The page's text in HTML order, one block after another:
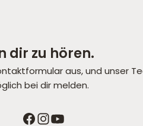
dir zu hören.
aus, und unser
bei dir melden.